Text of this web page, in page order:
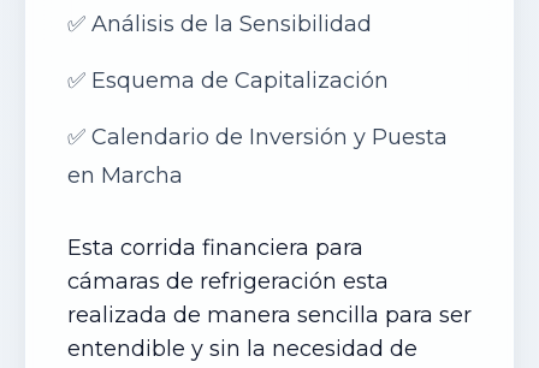
✅ Análisis de la Sensibilidad
✅ Esquema de Capitalización
✅ Calendario de Inversión y Puesta
en Marcha
Esta corrida financiera para
cámaras de refrigeración esta
realizada de manera sencilla para ser
entendible y sin la necesidad de